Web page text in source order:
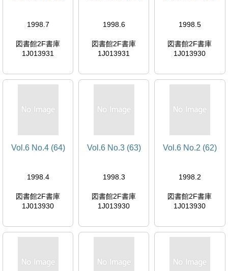
1998.7
図書館2F書庫
1J013931
1998.6
図書館2F書庫
1J013931
1998.5
図書館2F書庫
1J013930
Vol.6 No.4 (64)
1998.4
図書館2F書庫
1J013930
Vol.6 No.3 (63)
1998.3
図書館2F書庫
1J013930
Vol.6 No.2 (62)
1998.2
図書館2F書庫
1J013930